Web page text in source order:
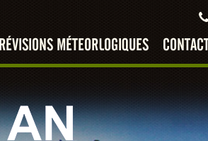
MÉTEORLOGIQUES CONTACT